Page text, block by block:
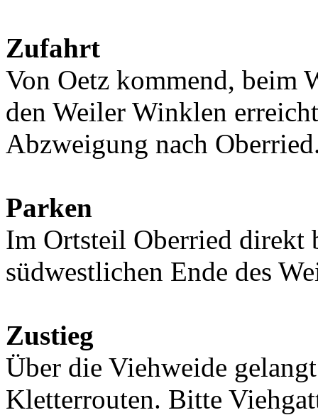
Zufahrt
Von Oetz kommend, beim
den Weiler Winklen
Abzweigung nach
Parken
Im Ortsteil Oberried direkt
südwestlichen Ende des
Zustieg
Über die Viehweide
Kletterrouten. Bitte